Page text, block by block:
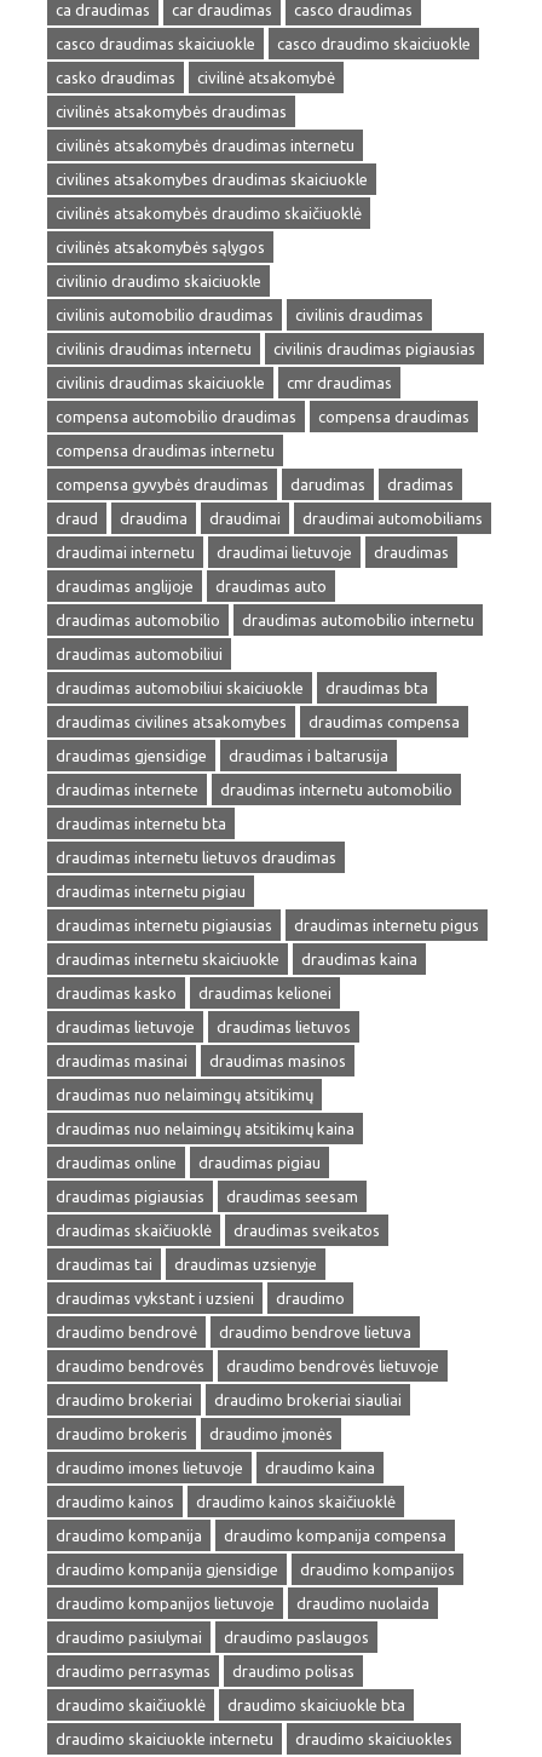
ca draudimas
car draudimas
casco draudimas
casco draudimas skaiciuokle
casco draudimo skaiciuokle
casko draudimas
civilinė atsakomybė
civilinės atsakomybės draudimas
civilinės atsakomybės draudimas internetu
civilines atsakomybes draudimas skaiciuokle
civilinės atsakomybės draudimo skaičiuoklė
civilinės atsakomybės sąlygos
civilinio draudimo skaiciuokle
civilinis automobilio draudimas
civilinis draudimas
civilinis draudimas internetu
civilinis draudimas pigiausias
civilinis draudimas skaiciuokle
cmr draudimas
compensa automobilio draudimas
compensa draudimas
compensa draudimas internetu
compensa gyvybės draudimas
darudimas
dradimas
draud
draudima draudimai
draudimai automobiliams
draudimai internetu
draudimai lietuvoje
draudimas
draudimas anglijoje
draudimas auto
draudimas automobilio
draudimas automobilio internetu
draudimas automobiliui
draudimas automobiliui skaiciuokle
draudimas bta
draudimas civilines atsakomybes
draudimas compensa
draudimas gjensidige
draudimas i baltarusija
draudimas internete
draudimas internetu automobilio
draudimas internetu bta
draudimas internetu lietuvos draudimas
draudimas internetu pigiau
draudimas internetu pigiausias
draudimas internetu pigus
draudimas internetu skaiciuokle
draudimas kaina
draudimas kasko
draudimas kelionei
draudimas lietuvoje
draudimas lietuvos
draudimas masinai
draudimas masinos
draudimas nuo nelaimingų atsitikimų
draudimas nuo nelaimingų atsitikimų kaina
draudimas online
draudimas pigiau
draudimas pigiausias
draudimas seesam
draudimas skaičiuoklė
draudimas sveikatos
draudimas tai
draudimas uzsienyje
draudimas vykstant i uzsieni
draudimo
draudimo bendrovė
draudimo bendrove lietuva
draudimo bendrovės
draudimo bendrovės lietuvoje
draudimo brokeriai
draudimo brokeriai siauliai
draudimo brokeris
draudimo įmonės
draudimo imones lietuvoje
draudimo kaina
draudimo kainos
draudimo kainos skaičiuoklė
draudimo kompanija
draudimo kompanija compensa
draudimo kompanija gjensidige
draudimo kompanijos
draudimo kompanijos lietuvoje
draudimo nuolaida
draudimo pasiulymai
draudimo paslaugos
draudimo perrasymas
draudimo polisas
draudimo skaičiuoklė
draudimo skaiciuokle bta
draudimo skaiciuokle internetu
draudimo skaiciuokles